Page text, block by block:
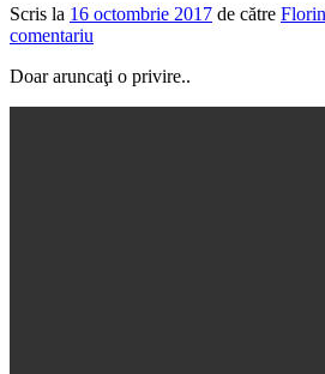
Scris la 16 octombrie 2017 de către
comentariu
Doar aruncaţi o privire..